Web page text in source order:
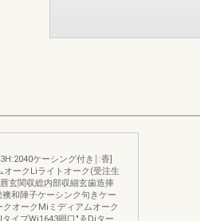
ケーシング付き￨:香]
ークLiライトオーク(受注生
玄関収総内部収細玄歯造捧
和陣子ケーシンク句きケー
オークMiミディアムオーク